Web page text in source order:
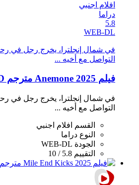
افلام اجنبي
دراما
5.8
WEB-DL
في شمال إنجلترا، يخرج رجل في
التواصل مع أخيه ...
فيلم Anemone 2025 مترجم HD
في شمال إنجلترا، يخرج رجل في
التواصل مع أخيه ...
القسم
افلام اجنبي
النوع دراما
الجودة WEB-DL
التقييم 5.8 / 10